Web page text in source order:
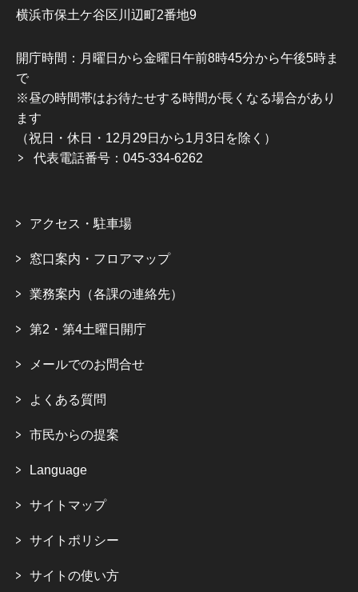
横浜市保土ケ谷区川辺町2番地9
開庁時間：月曜日から金曜日午前8時45分から午後5時ま
で
※昼の時間帯はお待たせする時間が長くなる場合があり
ます
（祝日・休日・12月29日から1月3日を除く）
代表電話番号：045-334-6262
アクセス・駐車場
窓口案内・フロアマップ
業務案内（各課の連絡先）
第2・第4土曜日開庁
メールでのお問合せ
よくある質問
市民からの提案
Language
サイトマップ
サイトポリシー
サイトの使い方